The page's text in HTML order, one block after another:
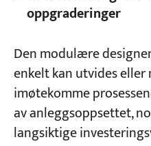
oppgraderinger
Den modulære
enkelt kan utvides
imøtekomme
av anleggsoppsettet,
langsiktige